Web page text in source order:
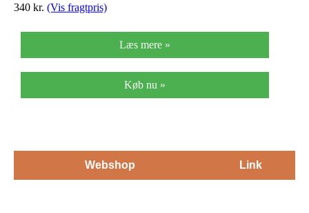
340 kr. (Vis fragtpris)
Læs mere »
Køb nu »
Webshop Link